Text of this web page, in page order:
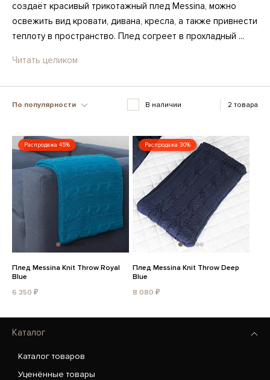
создаёт красивый трикотажный плед Messina, можно
освежить вид кровати, дивана, кресла, а также привнести
теплоту в пространство. Плед согреет в прохладный ...
Читать целиком
По популярности В наличии 2 товара
Распродажа 45%
Плед Messina Knit Throw Royal
Blue
6 350 ₽
Распродажа 30%
Плед Messina Knit Throw Deep
Blue
8 080 ₽
Каталог
Каталог товаров
Уценённые товары